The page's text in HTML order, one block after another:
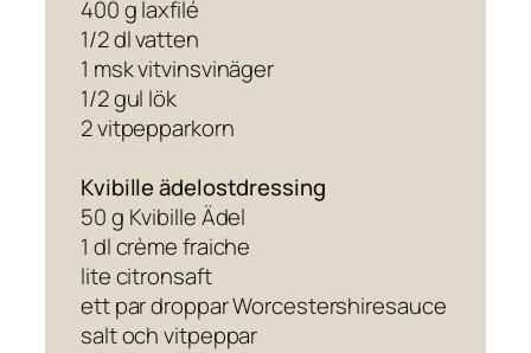
400 g laxfilé
1/2 dl vatten
1 msk vitvinsvinäger
1/2 gul lök
2 vitpepparkorn
Kvibille ädelostdressing
50 g Kvibille Ädel
1 dl crème fraiche
lite citronsaft
ett par droppar Worcestershiresauce
salt och vitpeppar